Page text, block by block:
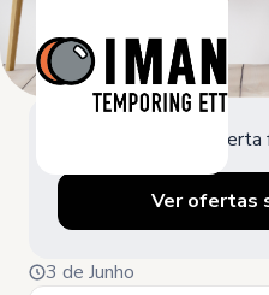
Ver ofertas
3 de Junho